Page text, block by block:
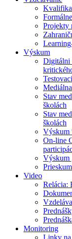
Projekty
Výskum
Digitálni
Stav
školách
Stav
školách
Výskum
On-line
Výskum
Video
Relácia:
Monitoring
Linky na